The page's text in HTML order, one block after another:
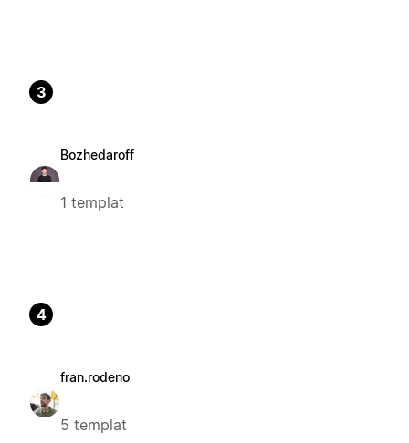
3
Bozhedaroff
1 templat
4
fran.rodeno
5 templat